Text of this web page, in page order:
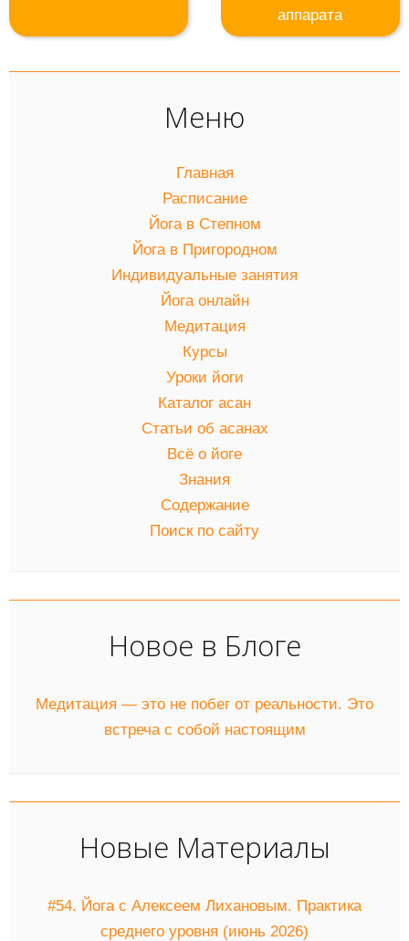
аппарата
Меню
Главная
Расписание
Йога в Степном
Йога в Пригородном
Индивидуальные занятия
Йога онлайн
Медитация
Курсы
Уроки йоги
Каталог асан
Статьи об асанах
Всё о йоге
Знания
Содержание
Поиск по сайту
Новое в Блоге
Медитация — это не побег от реальности. Это
встреча с собой настоящим
Новые Материалы
#54. Йога с Алексеем Лихановым. Практика
среднего уровня (июнь 2026)